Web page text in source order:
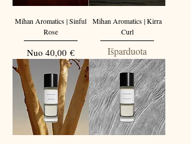
Mihan Aromatics | Sinful
Rose
Nuo 40,00 €
Pardavimo kaina
Mihan Aromatics | Kirra
Curl
Išparduota